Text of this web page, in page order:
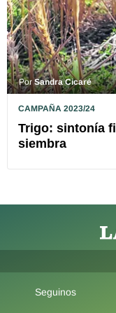
PorSandra Cicaré
CAMPAÑA 2023/24
Trigo: sintonía
siembra
Seguinos